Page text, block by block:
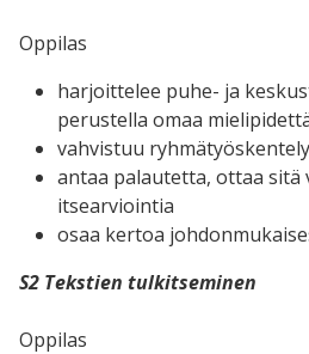
Oppilas
harjoittelee puhe- ja
perustella omaa
vahvistuu
antaa palautetta, ottaa sitä
itsearviointia
osaa kertoa
S2 Tekstien tulkitseminen
Oppilas